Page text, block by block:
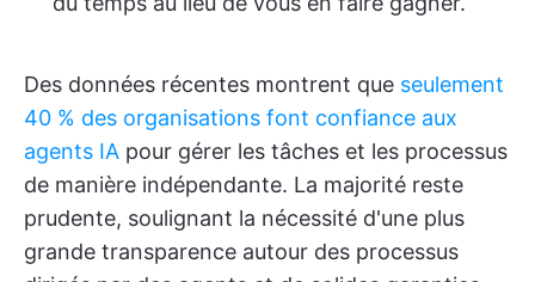
Des données récentes montrent que seulement
40 % des organisations font confiance aux
agents IA pour gérer les tâches et les processus
de manière indépendante. La majorité reste
prudente, soulignant la nécessité d'une plus
grande transparence autour des processus